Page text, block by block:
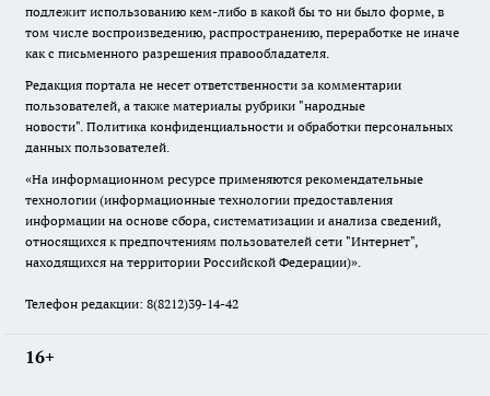
подлежит использованию кем-либо в какой бы то ни было форме, в
том числе воспроизведению, распространению, переработке не иначе
как с письменного разрешения правообладателя.
Редакция портала не несет ответственности за комментарии
пользователей, а также материалы рубрики "народные
новости". Политика конфиденциальности и обработки персональных
данных пользователей.
«На информационном ресурсе применяются рекомендательные
технологии (информационные технологии предоставления
информации на основе сбора, систематизации и анализа сведений,
относящихся к предпочтениям пользователей сети "Интернет",
находящихся на территории Российской Федерации)».
Телефон редакции: 8(8212)39-14-42
16+